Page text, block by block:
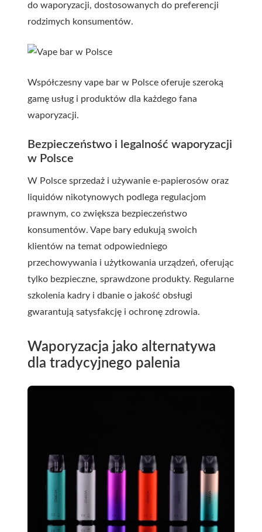
do waporyzacji, dostosowanych do preferencji
rodzimych konsumentów.
Współczesny vape bar w Polsce oferuje szeroką
gamę usług i produktów dla każdego fana
waporyzacji.
Bezpieczeństwo i legalność waporyzacji
w Polsce
W Polsce sprzedaż i używanie e-papierosów oraz
liquidów nikotynowych podlega regulacjom
prawnym, co zwiększa bezpieczeństwo
konsumentów. Vape bary edukują swoich
klientów na temat odpowiedniego
przechowywania i użytkowania urządzeń, oferując
tylko bezpieczne, sprawdzone produkty. Regularne
szkolenia kadry i dbanie o jakość obsługi
gwarantują satysfakcję i ochronę zdrowia.
Waporyzacja jako alternatywa
dla tradycyjnego palenia